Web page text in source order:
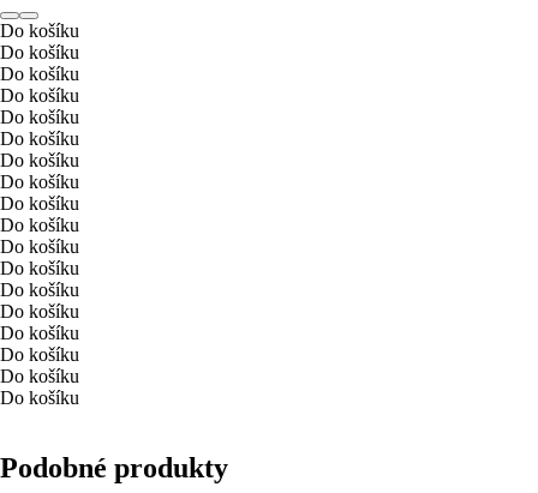
Do košíku
Do košíku
Do košíku
Do košíku
Do košíku
Do košíku
Do košíku
Do košíku
Do košíku
Do košíku
Do košíku
Do košíku
Do košíku
Do košíku
Do košíku
Do košíku
Do košíku
Do košíku
Podobné produkty